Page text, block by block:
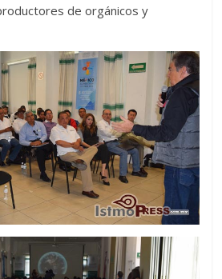
de orgánicos y